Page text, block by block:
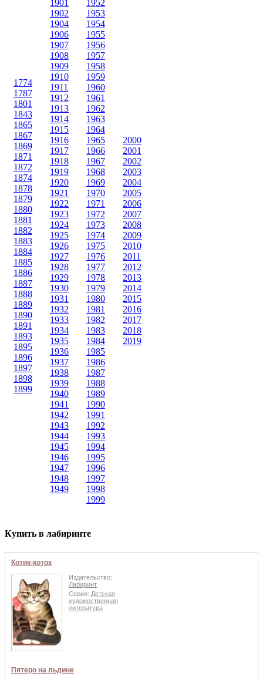
1774
1787
1801
1843
1865
1867
1869
1871
1872
1874
1878
1879
1880
1881
1882
1883
1884
1885
1886
1887
1888
1889
1890
1891
1893
1895
1896
1897
1898
1899
1901
1902
1904
1906
1907
1908
1909
1910
1911
1912
1913
1914
1915
1916
1917
1918
1919
1920
1921
1922
1923
1924
1925
1926
1927
1928
1929
1930
1931
1932
1933
1934
1935
1936
1937
1938
1939
1940
1941
1942
1943
1944
1945
1946
1947
1948
1949
1952
1953
1954
1955
1956
1957
1958
1959
1960
1961
1962
1963
1964
1965
1966
1967
1968
1969
1970
1971
1972
1973
1974
1975
1976
1977
1978
1979
1980
1981
1982
1983
1984
1985
1986
1987
1988
1989
1990
1991
1992
1993
1994
1995
1996
1997
1998
1999
2000
2001
2002
2003
2004
2005
2006
2007
2008
2009
2010
2011
2012
2013
2014
2015
2016
2017
2018
2019
Купить в лабиринте
Котик-коток
Издательство:
Лабиринт
Серия: Детская
художественная
литература
Пятеро на льдине